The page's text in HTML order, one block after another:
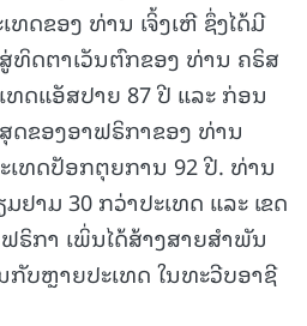
ທດຂອງ ທ່ານ ເຈິ້ງເຫີ ຊຶ່ງໄດ້ມີ
ທິດຕາເວັນຕົກຂອງ ທ່ານ ຄຣິສ
ທດແອັສປາຍ 87 ປີ ແລະ ກ່ອນ
ດຂອງອາຟຣິກາຂອງ ທ່ານ
ເທດປັອກຕຸຍການ 92 ປີ. ທ່ານ
ມຢາມ 30 ກວ່າປະເທດ ແລະ ເຂດ
ຣິກາ ເພິ່ນໄດ້ສ້າງສາຍສຳພັນ
ບຫຼາຍປະເທດ ໃນທະວີບອາຊີ